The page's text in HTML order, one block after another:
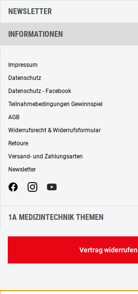
NEWSLETTER
INFORMATIONEN
Impressum
Datenschutz
Datenschutz - Facebook
Teilnahmebedingungen Gewinnspiel
AGB
Widerrufsrecht & Widerrufsformular
Retoure
Versand- und Zahlungsarten
Newsletter
1A MEDIZINTECHNIK THEMEN
Vertrag widerrufen